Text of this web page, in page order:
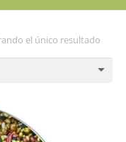
el único resultado